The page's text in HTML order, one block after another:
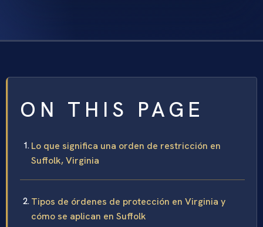
ON THIS PAGE
Lo que significa una orden de restricción en
Suffolk, Virginia
Tipos de órdenes de protección en Virginia y
cómo se aplican en Suffolk